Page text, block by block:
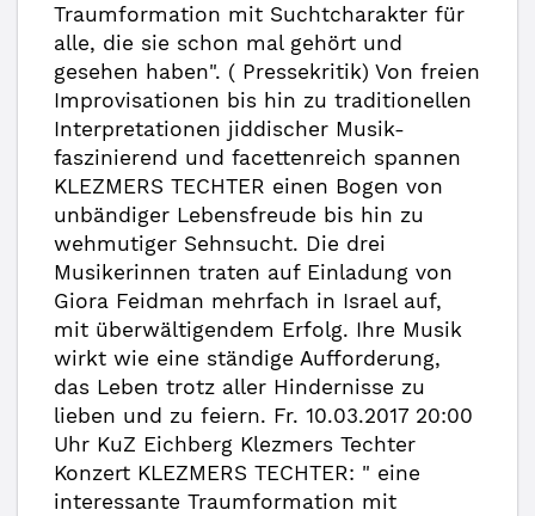
Traumformation mit Suchtcharakter für
alle, die sie schon mal gehört und
gesehen haben". ( Pressekritik) Von freien
Improvisationen bis hin zu traditionellen
Interpretationen jiddischer Musik-
faszinierend und facettenreich spannen
KLEZMERS TECHTER einen Bogen von
unbändiger Lebensfreude bis hin zu
wehmutiger Sehnsucht. Die drei
Musikerinnen traten auf Einladung von
Giora Feidman mehrfach in Israel auf,
mit überwältigendem Erfolg. Ihre Musik
wirkt wie eine ständige Aufforderung,
das Leben trotz aller Hindernisse zu
lieben und zu feiern. Fr. 10.03.2017 20:00
Uhr KuZ Eichberg Klezmers Techter
Konzert KLEZMERS TECHTER: " eine
interessante Traumformation mit